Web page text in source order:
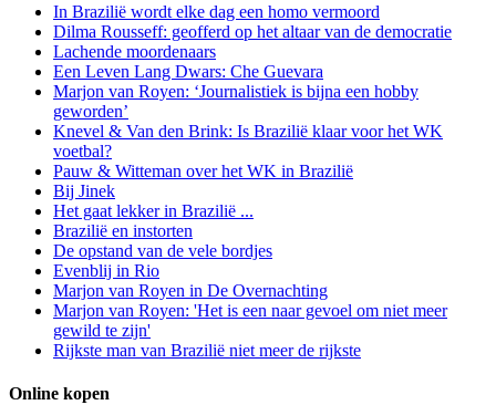
In Brazilië wordt elke dag een homo vermoord
Dilma Rousseff: geofferd op het altaar van de democratie
Lachende moordenaars
Een Leven Lang Dwars: Che Guevara
Marjon van Royen: ‘Journalistiek is bijna een hobby
geworden’
Knevel & Van den Brink: Is Brazilië klaar voor het WK
voetbal?
Pauw & Witteman over het WK in Brazilië
Bij Jinek
Het gaat lekker in Brazilië ...
Brazilië en instorten
De opstand van de vele bordjes
Evenblij in Rio
Marjon van Royen in De Overnachting
Marjon van Royen: 'Het is een naar gevoel om niet meer
gewild te zijn'
Rijkste man van Brazilië niet meer de rijkste
Online kopen